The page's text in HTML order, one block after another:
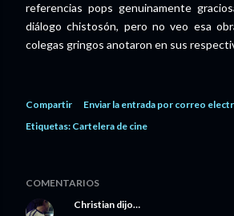
referencias pops genuinamente
diálogo chistosón, pero no veo esa
colegas gringos anotaron en sus
Compartir
Enviar la entrada por correo
Etiquetas: Cartelera de cine
COMENTARIOS
Christian dijo…